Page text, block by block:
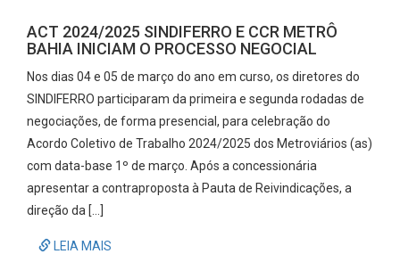
ACT 2024/2025 SINDIFERRO E CCR METRÔ
BAHIA INICIAM O PROCESSO NEGOCIAL
Nos dias 04 e 05 de março do ano em curso, os diretores do
SINDIFERRO participaram da primeira e segunda rodadas de
negociações, de forma presencial, para celebração do
Acordo Coletivo de Trabalho 2024/2025 dos Metroviários (as)
com data-base 1º de março. Após a concessionária
apresentar a contraproposta à Pauta de Reivindicações, a
direção da […]
LEIA MAIS